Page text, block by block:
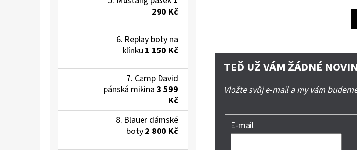
290 Kč
Replay boty na
klínku 1 150 Kč
Camp David
pánská mikina 3 599
Kč
Blauer dámské
boty 2 800 Kč
TEĎ UŽ VÁM ŽÁDNÉ
Vložte svůj e-mail a my vám
E-mail